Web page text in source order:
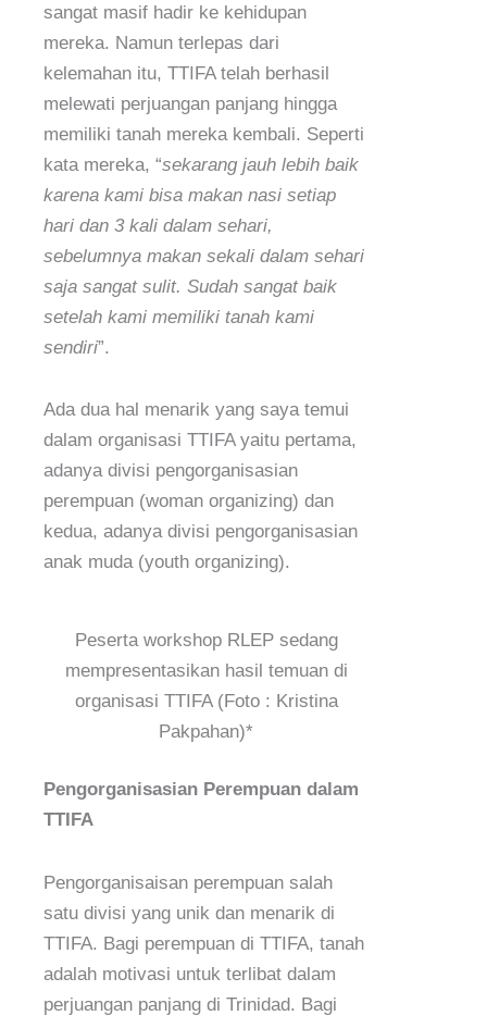
sangat masif hadir ke kehidupan
mereka. Namun terlepas dari
kelemahan itu, TTIFA telah berhasil
melewati perjuangan panjang hingga
memiliki tanah mereka kembali. Seperti
kata mereka, “sekarang jauh lebih baik
karena kami bisa makan nasi setiap
hari dan 3 kali dalam sehari,
sebelumnya makan sekali dalam sehari
saja sangat sulit. Sudah sangat baik
setelah kami memiliki tanah kami
sendiri”.
Ada dua hal menarik yang saya temui
dalam organisasi TTIFA yaitu pertama,
adanya divisi pengorganisasian
perempuan (woman organizing) dan
kedua, adanya divisi pengorganisasian
anak muda (youth organizing).
Peserta workshop RLEP sedang
mempresentasikan hasil temuan di
organisasi TTIFA (Foto : Kristina
Pakpahan)*
Pengorganisasian Perempuan dalam
TTIFA
Pengorganisaisan perempuan salah
satu divisi yang unik dan menarik di
TTIFA. Bagi perempuan di TTIFA, tanah
adalah motivasi untuk terlibat dalam
perjuangan panjang di Trinidad. Bagi